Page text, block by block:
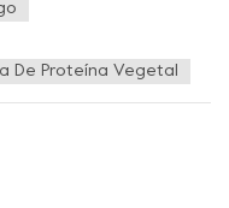
De Proteína Vegetal